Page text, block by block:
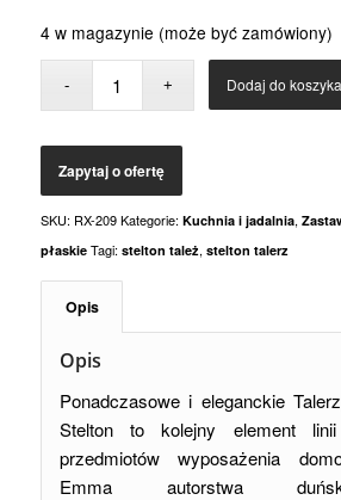
4 w magazynie (może być zamówiony)
Dodaj do koszyka
SKU: RX-209 Kategorie: Kuchnia i jadalnia,
płaskie Tagi: stelton tależ, stelton talerz
Opis
Opis
Ponadczasowe i eleganckie
Stelton to kolejny element linii
przedmiotów wyposażenia
Emma autorstwa